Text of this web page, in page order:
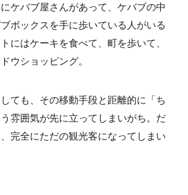
ケバブ屋さんがあって、ケバブの中
ボックスを手に歩いている人がいる
にはケーキを食べて、町を歩いて、
ウショッピング。
ても、その移動手段と距離的に「ち
雰囲気が先に立ってしまいがち。だ
完全にただの観光客になってしまい